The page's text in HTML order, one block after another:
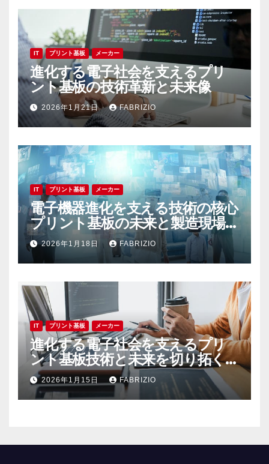
IT プリント基板 メーカー
進化する電子社会を支えるプリ
ント基板の技術革新と未来像
2026年1月21日 FABRIZIO
IT プリント基板 メーカー
電子機器進化を支える技術の核心
プリント基板の未来と製造現場
の最前線
2026年1月18日 FABRIZIO
IT プリント基板 メーカー
進化する電子社会を支えるプリ
ント基板技術と未来を切り拓く挑
戦2026年1月15日 FABRIZIO